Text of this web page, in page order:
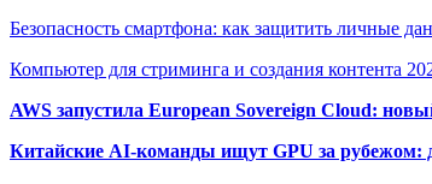
Безопасность смартфона: как защитить личные
Компьютер для стриминга и создания контента
AWS запустила European Sovereign Cloud:
Китайские AI-команды ищут GPU за рубежом: